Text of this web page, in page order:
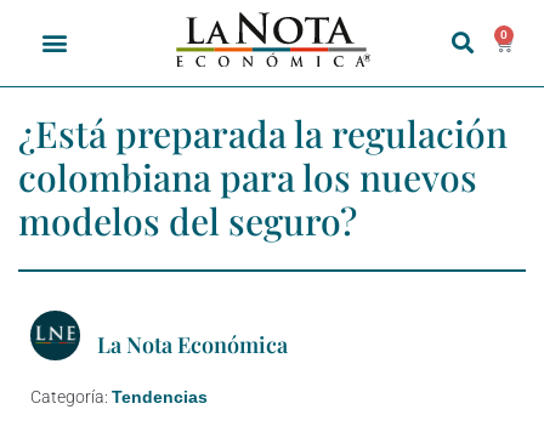
0
¿Está preparada la regulación
colombiana para los nuevos
modelos del seguro?
La Nota Económica
Categoría: Tendencias